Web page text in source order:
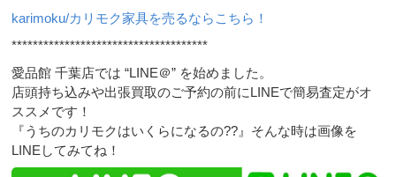
karimoku/カリモク家具を売るならこちら！
*************************************
愛品館 千葉店では “LINE＠” を始めました。
店頭持ち込みや出張買取のご予約の前にLINEで簡易査定がオ
ススメです！
『うちのカリモクはいくらになるの??』そんな時は画像を
LINEしてみてね！